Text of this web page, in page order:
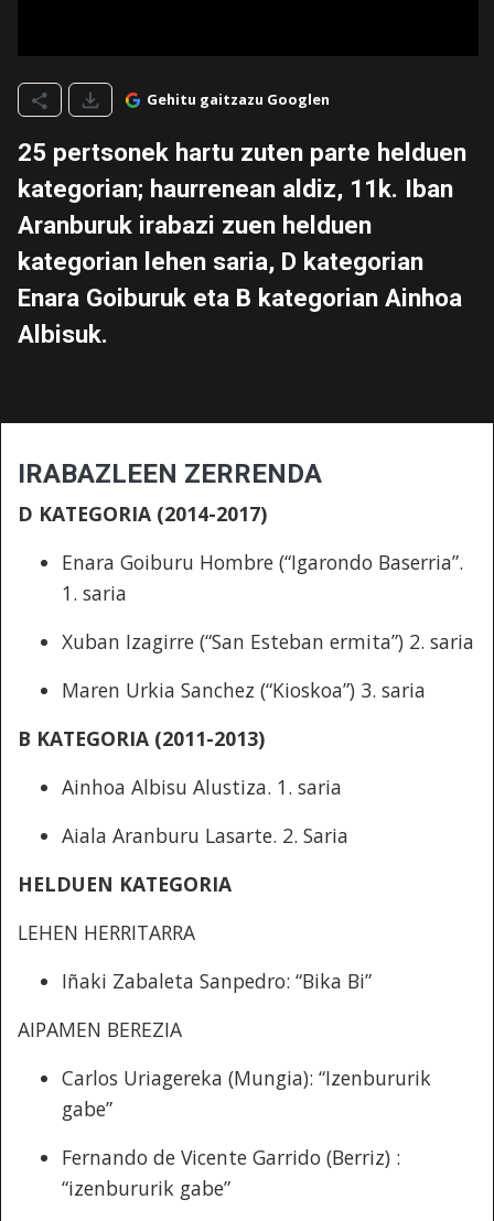
Gehitu gaitzazu Googlen
25 pertsonek hartu zuten parte helduen
kategorian; haurrenean aldiz, 11k. Iban
Aranburuk irabazi zuen helduen
kategorian lehen saria, D kategorian
Enara Goiburuk eta B kategorian Ainhoa
Albisuk.
IRABAZLEEN ZERRENDA
D KATEGORIA (2014-2017)
Enara Goiburu Hombre (“Igarondo Baserria”.
1. saria
Xuban Izagirre (“San Esteban ermita”) 2. saria
Maren Urkia Sanchez (“Kioskoa”) 3. saria
B KATEGORIA (2011-2013)
Ainhoa Albisu Alustiza. 1. saria
Aiala Aranburu Lasarte. 2. Saria
HELDUEN KATEGORIA
LEHEN HERRITARRA
Iñaki Zabaleta Sanpedro: “Bika Bi”
AIPAMEN BEREZIA
Carlos Uriagereka (Mungia): “Izenbururik
gabe”
Fernando de Vicente Garrido (Berriz) :
“izenbururik gabe”